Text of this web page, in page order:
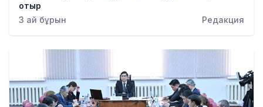
отыр
3 ай бұрын
Редакция